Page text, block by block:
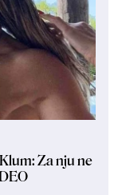
Za nju ne